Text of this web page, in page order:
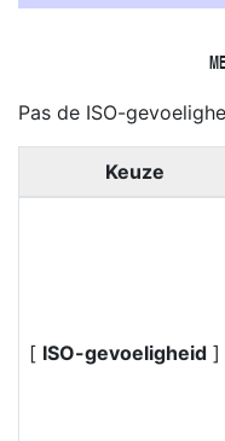
Pas de ISO-
Keuze
[ ISO-gevoeligheid ]